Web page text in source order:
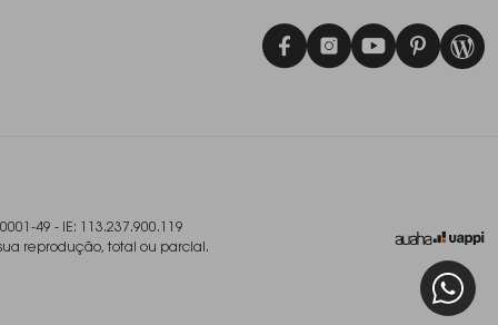
49 - IE: 113.237.900.119
reprodução, total ou parcial.